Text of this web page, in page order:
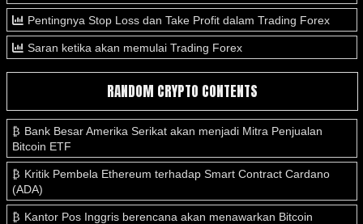
Pentingnya Stop Loss dan Take Profit dalam Trading Forex
Saran ketika akan memulai Trading Forex
RANDOM CRYPTO CONTENTS
Bank Besar Amerika Serikat akan menjadi Mitra Penjualan
Bitcoin ETF
Kritik Pembela Ethereum terhadap Smart Contract Cardano
(ADA)
Kantor Pos Inggris berencana akan menawarkan Bitcoin